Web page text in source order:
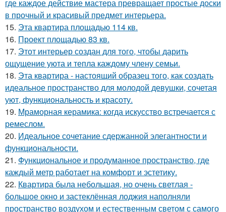
где каждое действие мастера превращает простые доски
в прочный и красивый предмет интерьера.
15. Эта квартира площадью 114 кв.
16. Проект площадью 83 кв.
17. Этот интерьер создан для того, чтобы дарить
ощущение уюта и тепла каждому члену семьи.
18. Эта квартира - настоящий образец того, как создать
идеальное пространство для молодой девушки, сочетая
уют, функциональность и красоту.
19. Мраморная керамика: когда искусство встречается с
ремеслом.
20. Идеальное сочетание сдержанной элегантности и
функциональности.
21. Функциональное и продуманное пространство, где
каждый метр работает на комфорт и эстетику.
22. Квартира была небольшая, но очень светлая -
большое окно и застеклённая лоджия наполняли
пространство воздухом и естественным светом с самого